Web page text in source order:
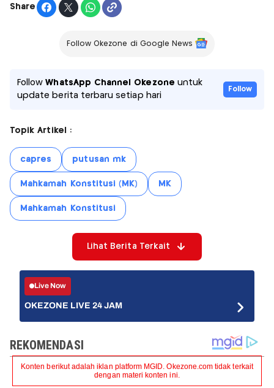
Share
Follow Okezone di Google News
FollowWhatsApp Channel Okezone untuk
update berita terbaru setiap hari
Follow
Topik Artikel :
capres putusan mk
Mahkamah Konstitusi (MK) MK
Mahkamah Konstitusi
Lihat Berita Terkait
Live Now
OKEZONE LIVE 24 JAM